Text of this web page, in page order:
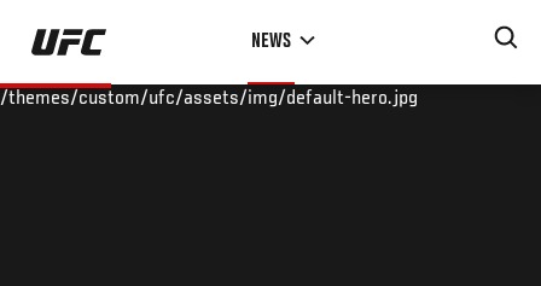
Skip
main
NEWS
/themes/custom/ufc/assets/img/default-hero.jpg